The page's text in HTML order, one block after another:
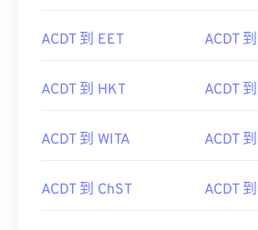
ACDT 到 EET ACDT
ACDT 到 HKT ACDT
ACDT 到 WITA ACDT
ACDT 到 ChST ACDT